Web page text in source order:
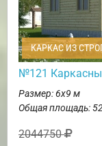
КАРКАС ИЗ
№121
Размер: 6х9 м
Общая площадь:
2044750